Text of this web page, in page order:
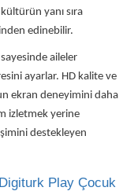
yanı sıra
edinebilir.
aileler
ayarlar. HD kalite ve
ekran deneyimini daha
izletmek yerine
destekleyen
Play Çocuk